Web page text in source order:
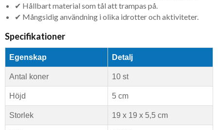
✔ Hållbart material som tål att trampas på.
✔ Mångsidig användning i olika idrotter och aktiviteter.
Specifikationer
Egenskap Detalj
Antal koner 10 st
Höjd 5 cm
Storlek 19 x 19 x 5,5 cm